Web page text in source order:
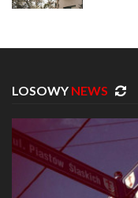
LOSOWY NEWS